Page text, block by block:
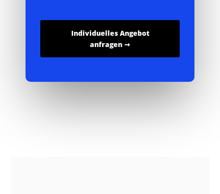
Individuelles Angebot
anfragen ➞